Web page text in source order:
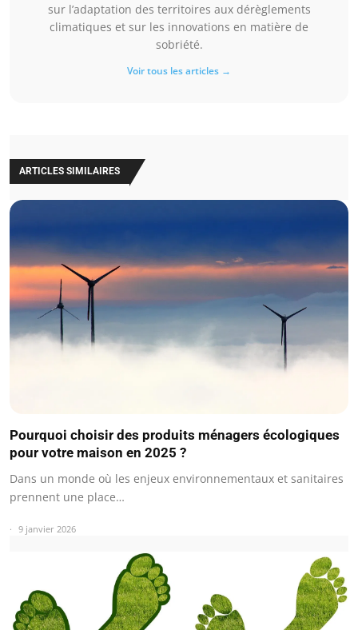
sur l’adaptation des territoires aux dérèglements
climatiques et sur les innovations en matière de
sobriété.
Voir tous les articles →
ARTICLES SIMILAIRES
Pourquoi choisir des produits ménagers écologiques
pour votre maison en 2025 ?
Dans un monde où les enjeux environnementaux et sanitaires
prennent une place…
9 janvier 2026